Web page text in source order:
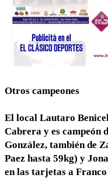
Otros campeones
El local Lautaro
Cabrera y es campeón
González, también de
Paez hasta 59kg) y
en las tarjetas a